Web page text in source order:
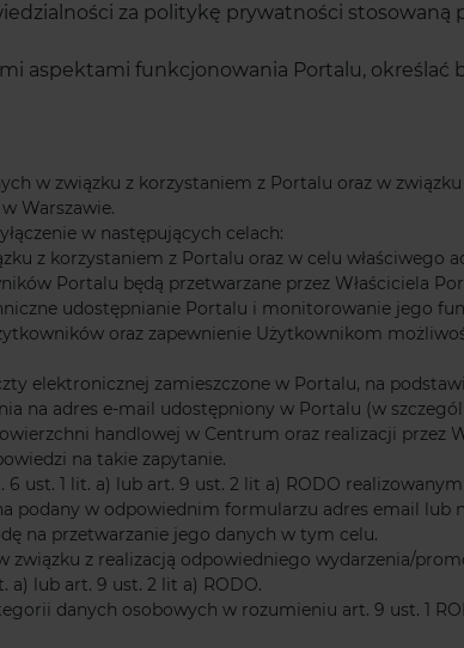
za politykę prywatności stosowaną
aspektami funkcjonowania Portalu, określać
w związku z korzystaniem z Portalu oraz w związku
Warszawie.
w następujących celach:
z korzystaniem z Portalu oraz w celu właściwego
Portalu będą przetwarzane przez Właściciela
udostępnianie Portalu i monitorowanie jego
oraz zapewnienie Użytkownikom
elektronicznej zamieszczone w Portalu, na
na adres e-mail udostępniony w Portalu (w
handlowej w Centrum oraz realizacji przez
na takie zapytanie.
1 lit. a) lub art. 9 ust. 2 lit a) RODO realizowanym
podany w odpowiednim formularzu adres email lub
na przetwarzanie jego danych w tym celu.
z realizacją odpowiedniego wydarzenia/
a) lub art. 9 ust. 2 lit a) RODO.
danych osobowych w rozumieniu art. 9 ust. 1